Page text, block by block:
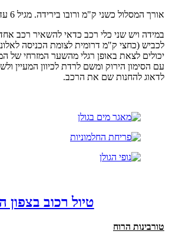
אורך המסלול כשני ק"מ ורובו בירידה. מגיל 6 עד 60 (לא לעגלות ילדים).
במידה ויש שני כלי רכב כדאי להשאיר רכב
לכביש (כחצי ק"מ דרומית לצומת הכניסה
יכולים לצאת באופן רגלי מהשער המזרחי של
עם הסימון הירוק ומשם לרדת לכיוון המעיין
לדאוג להחנות שם את הרכב.
טיול רכוב בצפון
טורבינות הרוח